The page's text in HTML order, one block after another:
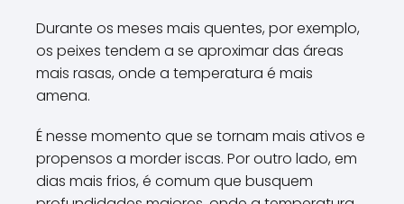
Durante os meses mais quentes, por exemplo,
os peixes tendem a se aproximar das áreas
mais rasas, onde a temperatura é mais
amena.
É nesse momento que se tornam mais ativos e
propensos a morder iscas. Por outro lado, em
dias mais frios, é comum que busquem